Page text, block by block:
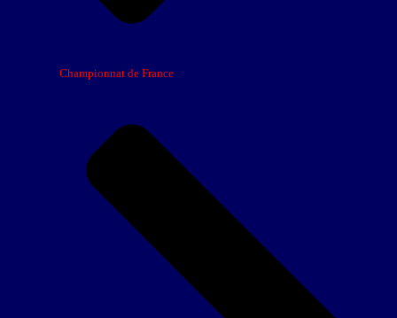
Championnat de France